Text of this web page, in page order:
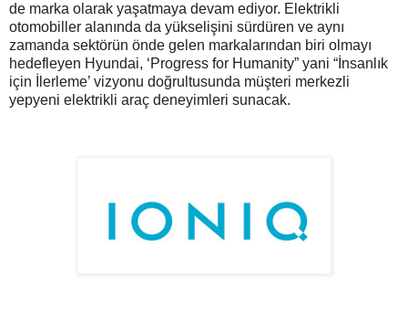
de marka olarak yaşatmaya devam ediyor. Elektrikli
otomobiller alanında da yükselişini sürdüren ve aynı
zamanda sektörün önde gelen markalarından biri olmayı
hedefleyen Hyundai, ‘Progress for Humanity” yani “İnsanlık
için İlerleme’ vizyonu doğrultusunda müşteri merkezli
yepyeni elektrikli araç deneyimleri sunacak.